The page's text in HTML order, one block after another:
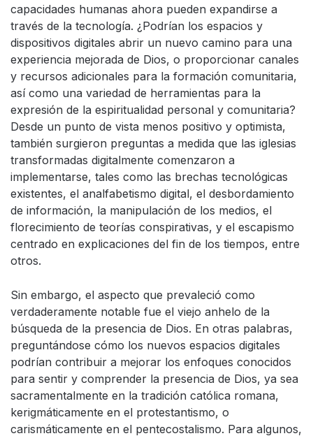
capacidades humanas ahora pueden expandirse a
través de la tecnología. ¿Podrían los espacios y
dispositivos digitales abrir un nuevo camino para una
experiencia mejorada de Dios, o proporcionar canales
y recursos adicionales para la formación comunitaria,
así como una variedad de herramientas para la
expresión de la espiritualidad personal y comunitaria?
Desde un punto de vista menos positivo y optimista,
también surgieron preguntas a medida que las iglesias
transformadas digitalmente comenzaron a
implementarse, tales como las brechas tecnológicas
existentes, el analfabetismo digital, el desbordamiento
de información, la manipulación de los medios, el
florecimiento de teorías conspirativas, y el escapismo
centrado en explicaciones del fin de los tiempos, entre
otros.
Sin embargo, el aspecto que prevaleció como
verdaderamente notable fue el viejo anhelo de la
búsqueda de la presencia de Dios. En otras palabras,
preguntándose cómo los nuevos espacios digitales
podrían contribuir a mejorar los enfoques conocidos
para sentir y comprender la presencia de Dios, ya sea
sacramentalmente en la tradición católica romana,
kerigmáticamente en el protestantismo, o
carismáticamente en el pentecostalismo. Para algunos,